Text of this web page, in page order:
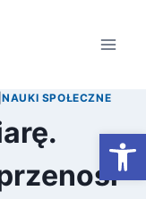
|NAUKI SPOŁECZNE